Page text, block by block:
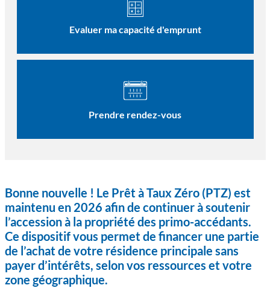
Evaluer ma capacité d'emprunt
Prendre rendez-vous
Bonne nouvelle ! Le Prêt à Taux Zéro (PTZ) est
maintenu en 2026 afin de continuer à soutenir
l’accession à la propriété des primo-accédants.
Ce dispositif vous permet de financer une partie
de l’achat de votre résidence principale sans
payer d’intérêts, selon vos ressources et votre
zone géographique.